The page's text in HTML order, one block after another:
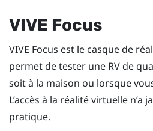
VIVE Focus
VIVE Focus est le casque de
permet de tester une RV de
soit à la maison ou lorsque
L’accès à la réalité virtuelle n’a
pratique.